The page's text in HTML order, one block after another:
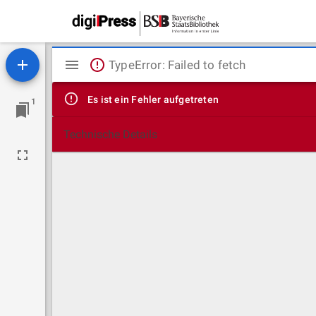
1
Mirador
Viewer
TypeError: Failed to fetch
Es ist ein Fehler aufgetreten
Technische Details